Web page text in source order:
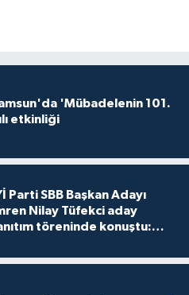
'Mübadelenin 101.
etkinliği
Parti SBB Başkan Adayı
Nilay Tüfekci aday
töreninde konuştu: